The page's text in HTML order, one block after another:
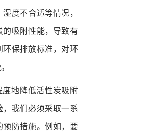
度不合适等情况，
的吸附性能，导致有
环保排放标准，对环
度地降低活性炭吸附
，我们必须采取一系
预防措施。例如，要